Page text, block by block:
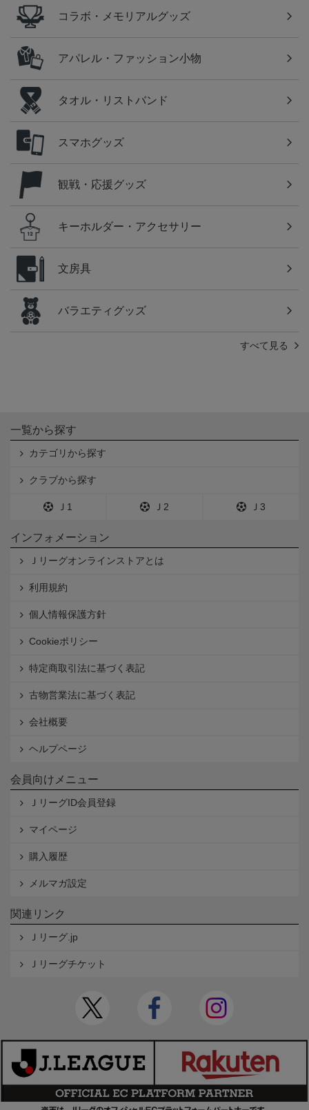
コラボ・メモリアルグッズ
アパレル・ファッション小物
タオル・リストバンド
スマホグッズ
観戦・応援グッズ
キーホルダー・アクセサリー
文房具
バラエティグッズ
すべて見る
一覧から探す
カテゴリから探す
クラブから探す
Ｊ1 Ｊ2 Ｊ3
インフォメーション
Ｊリーグオンラインストアとは
利用規約
個人情報保護方針
Cookieポリシー
特定商取引法に基づく表記
古物営業法に基づく表記
会社概要
ヘルプページ
会員向けメニュー
ＪリーグID会員登録
マイページ
購入履歴
メルマガ設定
関連リンク
Ｊリーグ.jp
Ｊリーグチケット